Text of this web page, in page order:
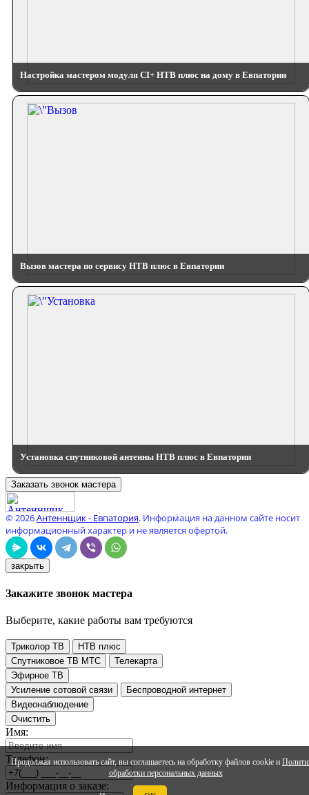
Продолжая использовать сайт, вы соглашаетесь на обработку файлов cookie и
обработки персональных данных
Настройка мастером модуля CI+ НТВ плюс на дому в Евпатории
Вызов мастера по сервису НТВ плюс в Евпатории
Установка спутниковой антенны НТВ плюс в Евпатории
Заказать звонок мастера
© 2026Антеннщик - Евпатория. Информация на данном сайте носит
информационный характер и не является офертой.
закрыть
Закажите звонок мастера
Выберите, какие работы вам требуются
Триколор ТВ
НТВ плюс
Спутниковое ТВ МТС
Телекарта
Эфирное ТВ
Усиление сотовой связи
Беспроводной интернет
Видеонаблюдение
Очистить
Имя:
Телефон:
Информация о заказе: